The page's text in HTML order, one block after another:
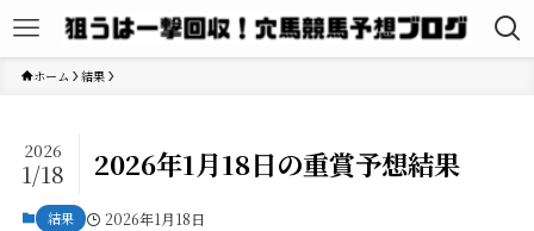
ホーム 結果
2026年1月18日の重賞予想結果
2026
1/18
結果 2026年1月18日